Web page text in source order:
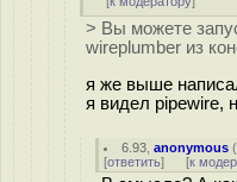
> Вы можете
wireplumber из
я же выше
я видел pipewire,
6.93 ,anonymous (
[ответить] [к